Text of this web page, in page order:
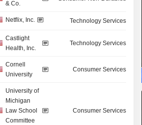
& Co.
Netflix, Inc. Technology Services
Castlight
Health, Inc.
Technology Services
Cornell
University
Consumer Services
University of
Michigan
Law School
Committee
Consumer Services